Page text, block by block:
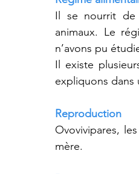
Il se nourrit de
animaux. Le
n’avons pu
Il existe
expliquons dans
Reproduction
Ovovivipares,
mère.